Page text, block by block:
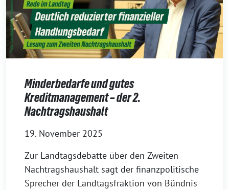
Minderbedarfe und gutes
Kreditmanagement – der 2.
Nachtragshaushalt
19. November 2025
Zur Landtagsdebatte über den Zweiten
Nachtragshaushalt sagt der finanzpolitische
Sprecher der Landtagsfraktion von Bündnis